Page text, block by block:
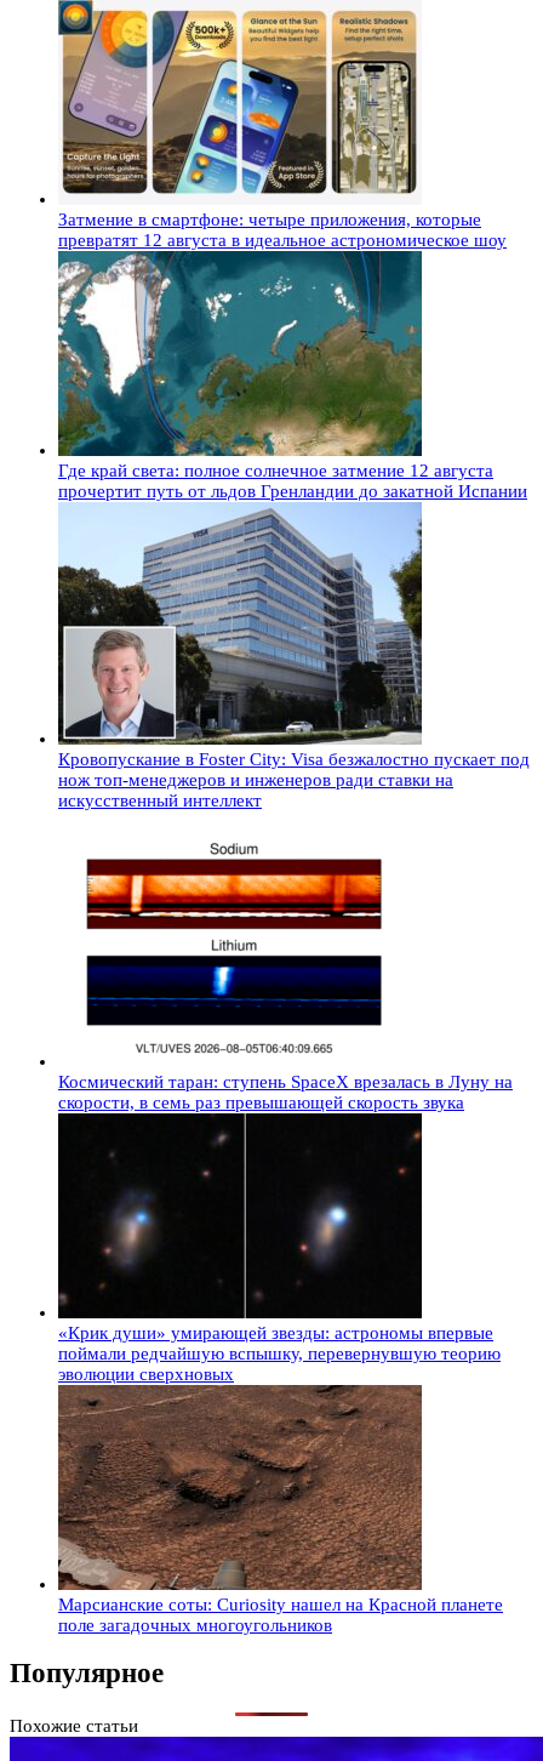
Затмение в смартфоне: четыре приложения, которые
превратят 12 августа в идеальное астрономическое шоу
Где край света: полное солнечное затмение 12 августа
прочертит путь от льдов Гренландии до закатной Испании
Кровопускание в Foster City: Visa безжалостно пускает под
нож топ-менеджеров и инженеров ради ставки на
искусственный интеллект
Космический таран: ступень SpaceX врезалась в Луну на
скорости, в семь раз превышающей скорость звука
«Крик души» умирающей звезды: астрономы впервые
поймали редчайшую вспышку, перевернувшую теорию
эволюции сверхновых
Марсианские соты: Curiosity нашел на Красной планете
поле загадочных многоугольников
Популярное
Похожие статьи